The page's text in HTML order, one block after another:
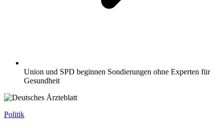
Union und SPD beginnen Sondierungen ohne Experten für
Gesundheit
Politik